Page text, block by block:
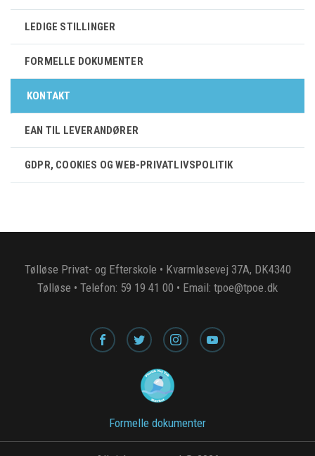
LEDIGE STILLINGER
FORMELLE DOKUMENTER
KONTAKT
EAN TIL LEVERANDØRER
GDPR, COOKIES OG WEB-PRIVATLIVSPOLITIK
Tølløse Privat- og Efterskole • Kvarmløsevej 37A, DK4340
Tølløse • Telefon: 59 19 41 00 • Email: tpoe@tpoe.dk
Formelle dokumenter